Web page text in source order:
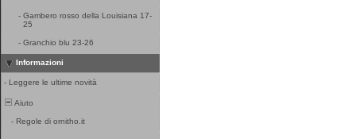
- Gambero rosso della Louisiana 17-
25
- Granchio blu 23-26
Informazioni
- Leggere le ultime novità
Aiuto
- Regole di ornitho.it